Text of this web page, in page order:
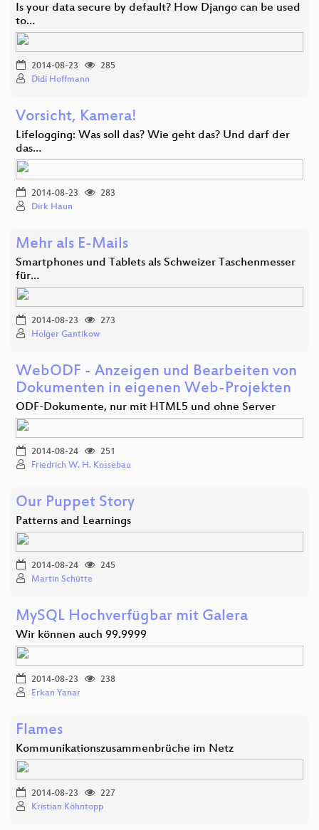
Is your data secure by default? How Django can be used
to…
2014-08-23
285
Didi Hoffmann
Vorsicht, Kamera!
Lifelogging: Was soll das? Wie geht das? Und darf der
das…
2014-08-23
283
Dirk Haun
Mehr als E-Mails
Smartphones und Tablets als Schweizer Taschenmesser
für…
2014-08-23
273
Holger Gantikow
WebODF - Anzeigen und Bearbeiten von
Dokumenten in eigenen Web-Projekten
ODF-Dokumente, nur mit HTML5 und ohne Server
2014-08-24
251
Friedrich W. H. Kossebau
Our Puppet Story
Patterns and Learnings
2014-08-24
245
Martin Schütte
MySQL Hochverfügbar mit Galera
Wir können auch 99.9999
2014-08-23
238
Erkan Yanar
Flames
Kommunikationszusammenbrüche im Netz
2014-08-23
227
Kristian Köhntopp